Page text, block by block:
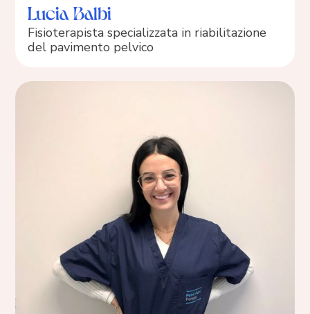
Lucia Balbi
Fisioterapista specializzata in riabilitazione
del pavimento pelvico